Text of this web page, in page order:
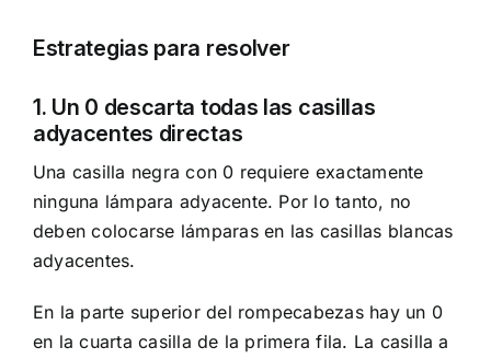
Estrategias para resolver
1. Un 0 descarta todas las casillas
adyacentes directas
Una casilla negra con 0 requiere exactamente
ninguna lámpara adyacente. Por lo tanto, no
deben colocarse lámparas en las casillas blancas
adyacentes.
En la parte superior del rompecabezas hay un 0
en la cuarta casilla de la primera fila. La casilla a